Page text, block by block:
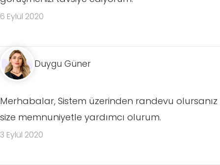
6 Eylül 2020
Duygu Güner
Merhabalar, Sistem üzerinden randevu olursanız
size memnuniyetle yardımcı olurum.
3 Eylül 2020